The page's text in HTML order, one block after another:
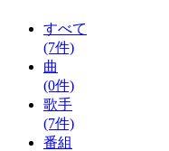
すべて
(7件)
曲
(0件)
歌手
(7件)
番組